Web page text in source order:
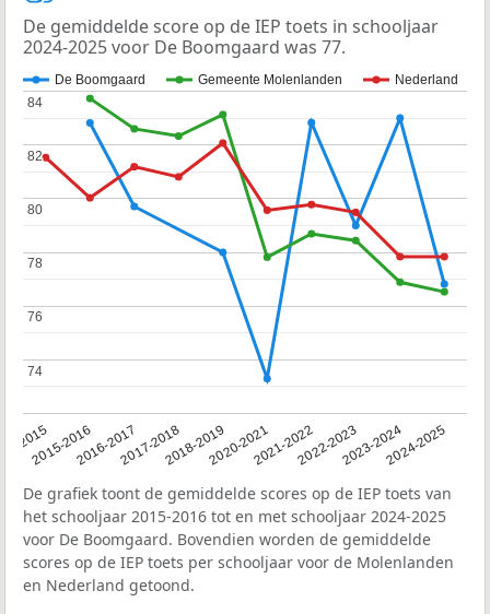
De gemiddelde score op de IEP toets in schooljaar
2024-2025 voor De Boomgaard was 77.
De Boomgaard Gemeente Molenlanden Nederland
2015
2015-20162016-20172017-20182018-20192020-20212021-20222022-20232023-20242024-2025
74
74
76
76
78
78
80
80
82
82
84
84
De grafiek toont de gemiddelde scores op de IEP toets van
het schooljaar 2015-2016 tot en met schooljaar 2024-2025
voor De Boomgaard. Bovendien worden de gemiddelde
scores op de IEP toets per schooljaar voor de Molenlanden
en Nederland getoond.